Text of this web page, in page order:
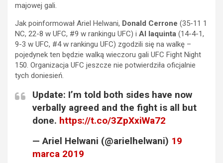
majowej gali.
Jak poinformował Ariel Helwani, Donald Cerrone (35-11 1
NC, 22-8 w UFC, #9 w rankingu UFC) i Al Iaquinta (14-4-1,
9-3 w UFC, #4 w rankingu UFC) zgodzili się na walkę –
pojedynek ten będzie walką wieczoru gali UFC Fight Night
150. Organizacja UFC jeszcze nie potwierdziła oficjalnie
tych doniesień.
Update: I’m told both sides have now
verbally agreed and the fight is all but
done. https://t.co/3ZpXxiWa72
— Ariel Helwani (@arielhelwani) 19
marca 2019